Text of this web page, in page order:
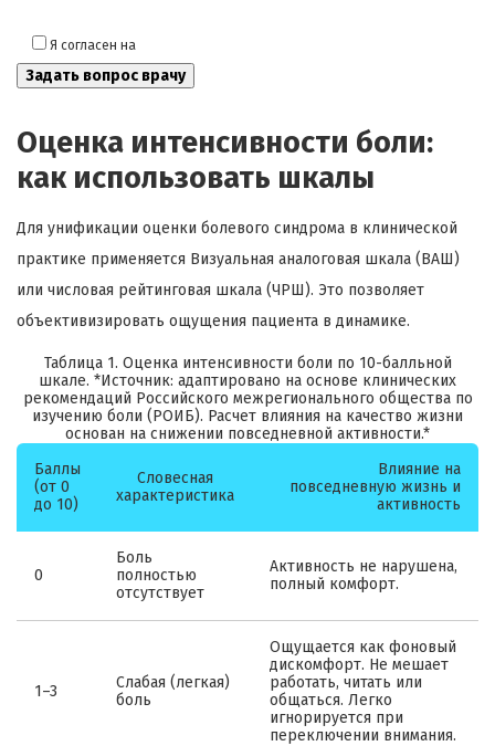
Я согласен на
Оценка интенсивности боли:
как использовать шкалы
Для унификации оценки болевого синдрома в клинической
практике применяется Визуальная аналоговая шкала (ВАШ)
или числовая рейтинговая шкала (ЧРШ). Это позволяет
объективизировать ощущения пациента в динамике.
Таблица 1. Оценка интенсивности боли по 10-балльной
шкале. *Источник: адаптировано на основе клинических
рекомендаций Российского межрегионального общества по
изучению боли (РОИБ). Расчет влияния на качество жизни
основан на снижении повседневной активности.*
Баллы
(от 0
до 10)
Словесная
характеристика
Влияние на
повседневную жизнь и
активность
0
Боль
полностью
отсутствует
Активность не нарушена,
полный комфорт.
1–3
Слабая (легкая)
боль
Ощущается как фоновый
дискомфорт. Не мешает
работать, читать или
общаться. Легко
игнорируется при
переключении внимания.